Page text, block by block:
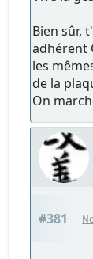
Bien sûr,
adhérent
les
de la
On
#381